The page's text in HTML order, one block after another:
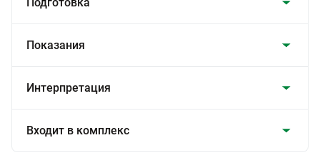
Показания
Интерпретация
Входит в комплекс